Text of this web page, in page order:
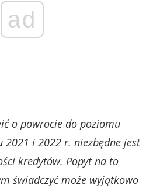
ad
o powrocie do poziomu
2021 i 2022 r. niezbędne jest
kredytów. Popyt na to
świadczyć może wyjątkowo